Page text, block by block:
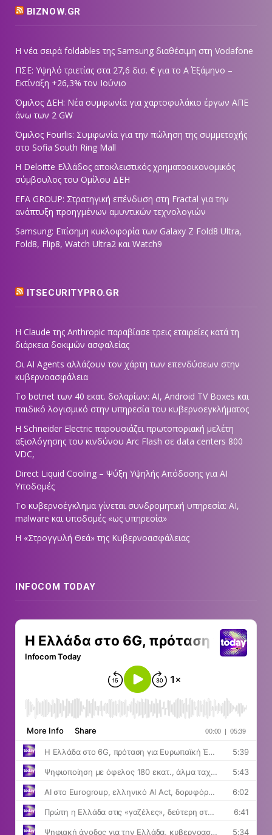
BIZNOW.GR
Η νέα σειρά foldables της Samsung διαθέσιμη στη Vodafone
ΠΣΕ: Υψηλό τριετίας στα 27,6 δισ. € για το Α΄ Εξάμηνο –
Εκτίναξη +26,3% τον Ιούνιο
Όμιλος ΔΕΗ: Νέα συμφωνία για χαρτοφυλάκιο έργων ΑΠΕ
άνω των 2 GW
Όμιλος Fourlis: Συμφωνία για την πώληση της συμμετοχής
στο Sofia South Ring Mall
Η Deloitte Ελλάδος αποκλειστικός χρηματοοικονομικός
σύμβουλος του Ομίλου ΔΕΗ
EFA GROUP: Στρατηγική επένδυση στη Fractal για την
ανάπτυξη προηγμένων αμυντικών τεχνολογιών
Samsung: Επίσημη κυκλοφορία των Galaxy Z Fold8 Ultra,
Fold8, Flip8, Watch Ultra2 και Watch9
ITSECURITYPRO.GR
Η Claude της Anthropic παραβίασε τρεις εταιρείες κατά τη
διάρκεια δοκιμών ασφαλείας
Οι AI Agents αλλάζουν τον χάρτη των επενδύσεων στην
κυβερνοασφάλεια
Το botnet των 40 εκατ. δολαρίων: AI, Android TV Boxes και
παιδικό λογισμικό στην υπηρεσία του κυβερνοεγκλήματος
Η Schneider Electric παρουσιάζει πρωτοποριακή μελέτη
αξιολόγησης του κινδύνου Arc Flash σε data centers 800
VDC,
Direct Liquid Cooling – Ψύξη Υψηλής Απόδοσης για AI
Υποδομές
Το κυβερνοέγκλημα γίνεται συνδρομητική υπηρεσία: AI,
malware και υποδομές «ως υπηρεσία»
Η «Στρογγυλή Θεά» της Κυβερνοασφάλειας
INFOCOM TODAY